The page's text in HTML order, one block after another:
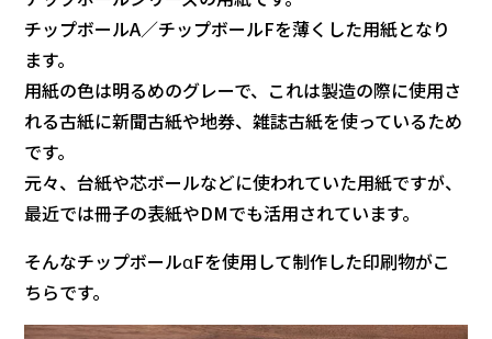
チップボールA／チップボールFを薄くした用紙となり
ます。
用紙の色は明るめのグレーで、これは製造の際に使用さ
れる古紙に新聞古紙や地券、雑誌古紙を使っているため
です。
元々、台紙や芯ボールなどに使われていた用紙ですが、
最近では冊子の表紙やDMでも活用されています。
そんなチップボールαFを使用して制作した印刷物がこ
ちらです。